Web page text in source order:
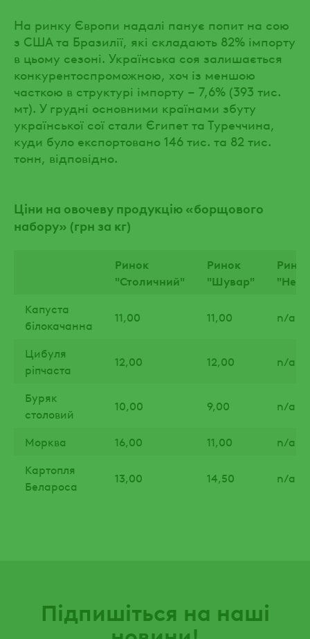
На ринку Європи надалі панує попит на сою
з США та Бразилії, які складають 82% імпорту
в цьому сезоні. Українська соя залишається
конкурентоспроможною, хоч із меншою
часткою в структурі імпорту – 7,6% (393 тис.
мт). У грудні основними країнами збуту
української сої стали Єгипет та Туреччина,
куди було експортовано 146 тис. та 82 тис.
тонн, відповідно.
Ціни на овочеву продукцію «борщового
набору» (грн за кг)
Ринок
"Столичний"
Ринок
"Шувар"
Ринок
Капуста
білокачанна
11,00 11,00 n/a
Цибуля
ріпчаста
12,00 12,00 n/a
Буряк
столовий
10,00 9,00 n/a
Морква 16,00 11,00
n/a
Картопля
Белароса
13,00 14,50 n/a
Підпишіться на наші